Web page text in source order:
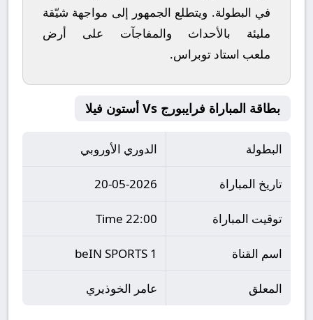
في البطولة. ويتطلع الجمهور إلى مواجهة شيّقة
مليئة بالأحداث والمفاجآت على أرض
ملعب استاد توبراس.
بطاقة المباراة فرايبورج Vs أستون فيلا
البطولة الدوري الأوروبي
تاريخ المباراة 20-05-2026
توقيت المباراة 22:00 Time
اسم القناة beIN SPORTS 1
المعلق عامر الخوذيري